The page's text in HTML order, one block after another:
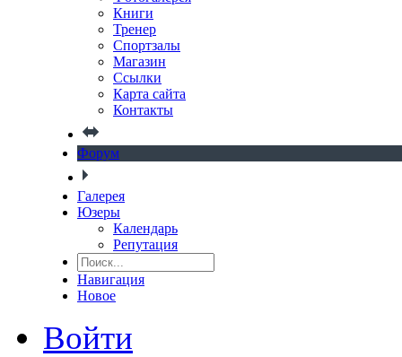
Книги
Тренер
Спортзалы
Магазин
Ссылки
Карта сайта
Контакты
Форум
Галерея
Юзеры
Календарь
Репутация
Навигация
Новое
Войти